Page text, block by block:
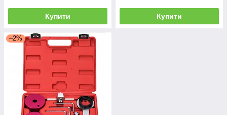
Купити Купити
–2%